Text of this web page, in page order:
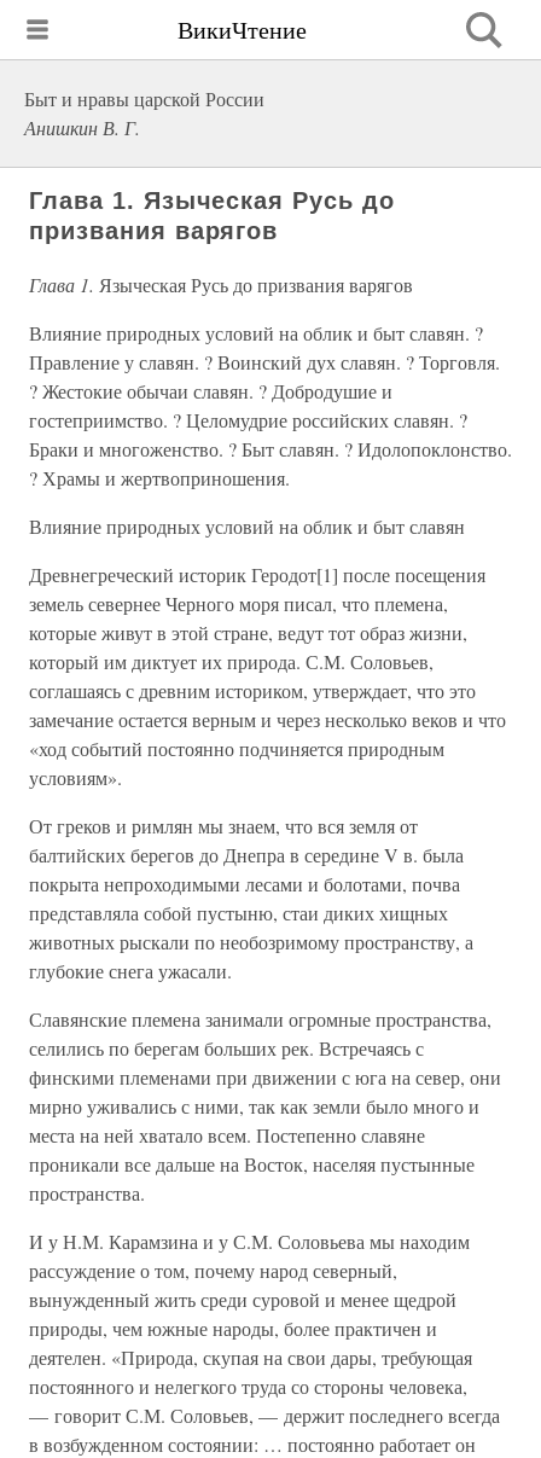
ВикиЧтение
Быт и нравы царской России
Анишкин В. Г.
Глава 1. Языческая Русь до
призвания варягов
Глава 1. Языческая Русь до призвания варягов
Влияние природных условий на облик и быт славян. ?
Правление у славян. ? Воинский дух славян. ? Торговля.
? Жестокие обычаи славян. ? Добродушие и
гостеприимство. ? Целомудрие российских славян. ?
Браки и многоженство. ? Быт славян. ? Идолопоклонство.
? Храмы и жертвоприношения.
Влияние природных условий на облик и быт славян
Древнегреческий историк Геродот[1] после посещения
земель севернее Черного моря писал, что племена,
которые живут в этой стране, ведут тот образ жизни,
который им диктует их природа. С.М. Соловьев,
соглашаясь с древним историком, утверждает, что это
замечание остается верным и через несколько веков и что
«ход событий постоянно подчиняется природным
условиям».
От греков и римлян мы знаем, что вся земля от
балтийских берегов до Днепра в середине V в. была
покрыта непроходимыми лесами и болотами, почва
представляла собой пустыню, стаи диких хищных
животных рыскали по необозримому пространству, а
глубокие снега ужасали.
Славянские племена занимали огромные пространства,
селились по берегам больших рек. Встречаясь с
финскими племенами при движении с юга на север, они
мирно уживались с ними, так как земли было много и
места на ней хватало всем. Постепенно славяне
проникали все дальше на Восток, населяя пустынные
пространства.
И у Н.М. Карамзина и у С.М. Соловьева мы находим
рассуждение о том, почему народ северный,
вынужденный жить среди суровой и менее щедрой
природы, чем южные народы, более практичен и
деятелен. «Природа, скупая на свои дары, требующая
постоянного и нелегкого труда со стороны человека,
— говорит С.М. Соловьев, — держит последнего всегда
в возбужденном состоянии: … постоянно работает он